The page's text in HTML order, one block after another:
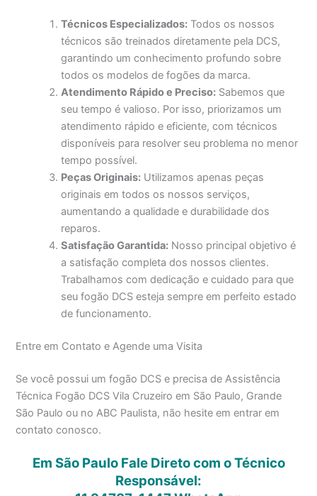
Técnicos Especializados: Todos os nossos
técnicos são treinados diretamente pela DCS,
garantindo um conhecimento profundo sobre
todos os modelos de fogões da marca.
Atendimento Rápido e Preciso: Sabemos que
seu tempo é valioso. Por isso, priorizamos um
atendimento rápido e eficiente, com técnicos
disponíveis para resolver seu problema no menor
tempo possível.
Peças Originais: Utilizamos apenas peças
originais em todos os nossos serviços,
aumentando a qualidade e durabilidade dos
reparos.
Satisfação Garantida: Nosso principal objetivo é
a satisfação completa dos nossos clientes.
Trabalhamos com dedicação e cuidado para que
seu fogão DCS esteja sempre em perfeito estado
de funcionamento.
Entre em Contato e Agende uma Visita
Se você possui um fogão DCS e precisa de Assistência
Técnica Fogão DCS Vila Cruzeiro em São Paulo, Grande
São Paulo ou no ABC Paulista, não hesite em entrar em
contato conosco.
Em São Paulo Fale Direto com o Técnico
Responsável: